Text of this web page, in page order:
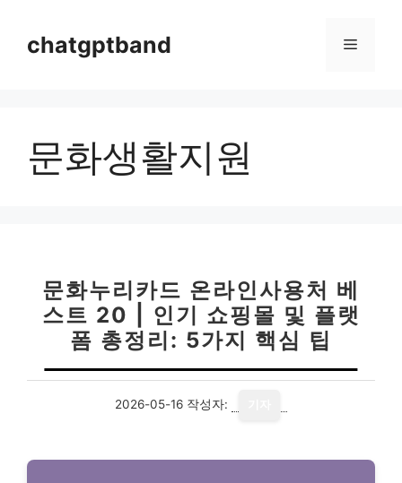
chatgptband 메
문화생활지원
문화누리카드 온라인사용처 베
스트 20 | 인기 쇼핑몰 및 플랫
폼 총정리: 5가지 핵심 팁
2026-05-16 작성자: